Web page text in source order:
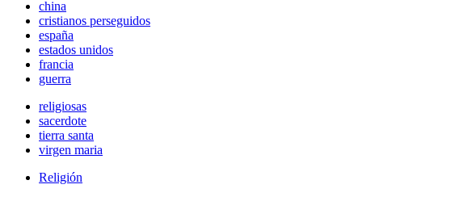
china
cristianos perseguidos
españa
estados unidos
francia
guerra
religiosas
sacerdote
tierra santa
virgen maria
Religión